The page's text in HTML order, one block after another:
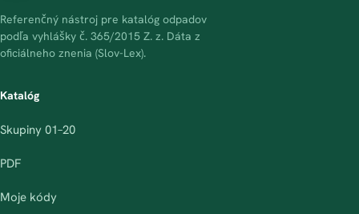
Referenčný nástroj pre katalóg odpadov
podľa vyhlášky č. 365/2015 Z. z. Dáta z
oficiálneho znenia (Slov-Lex).
Katalóg
Skupiny 01–20
PDF
Moje kódy